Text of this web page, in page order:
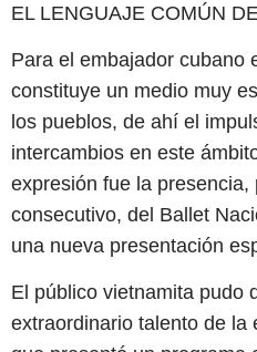
EL LENGUAJE COMÚN
Para el embajador cubano
constituye un medio muy
los pueblos, de ahí el
intercambios en este
expresión fue la presencia,
consecutivo, del Ballet
una nueva presentación
El público vietnamita pudo
extraordinario talento de la